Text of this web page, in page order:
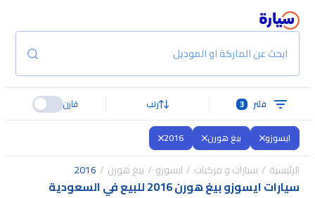
ابحث عن الماركة او الموديل
فلتر 3 رتب قارن
ايسوزو بيغ هورن 2016
الرئيسية سيارات و مركبات ايسوزو بيغ هورن 2016
سيارات ايسوزو بيغ هورن 2016 للبيع في السعودية